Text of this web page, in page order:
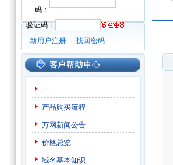
码：
验证码：
新用户注册
找回密码
产品购买流程
万网新闻公告
价格总览
域名基本知识